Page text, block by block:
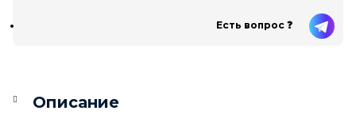
Есть вопрос ❓
Описание